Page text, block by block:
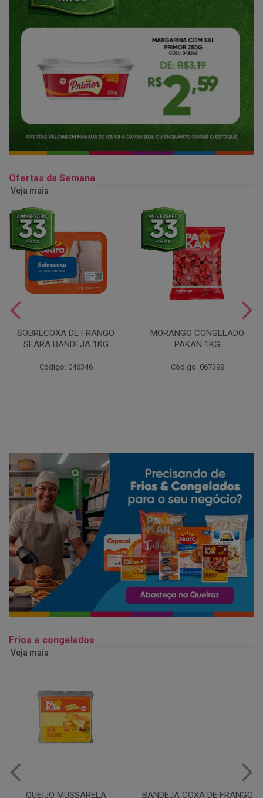
Ofertas da Semana
Veja mais
SOBRECOXA DE FRANGO
SEARA BANDEJA 1KG
Código: 046346
MORANGO CONGELADO
PAKAN 1KG
Código: 067398
Frios e congelados
Veja mais
QUEIJO MUSSARELA BANDEJA COXA DE FRANGO